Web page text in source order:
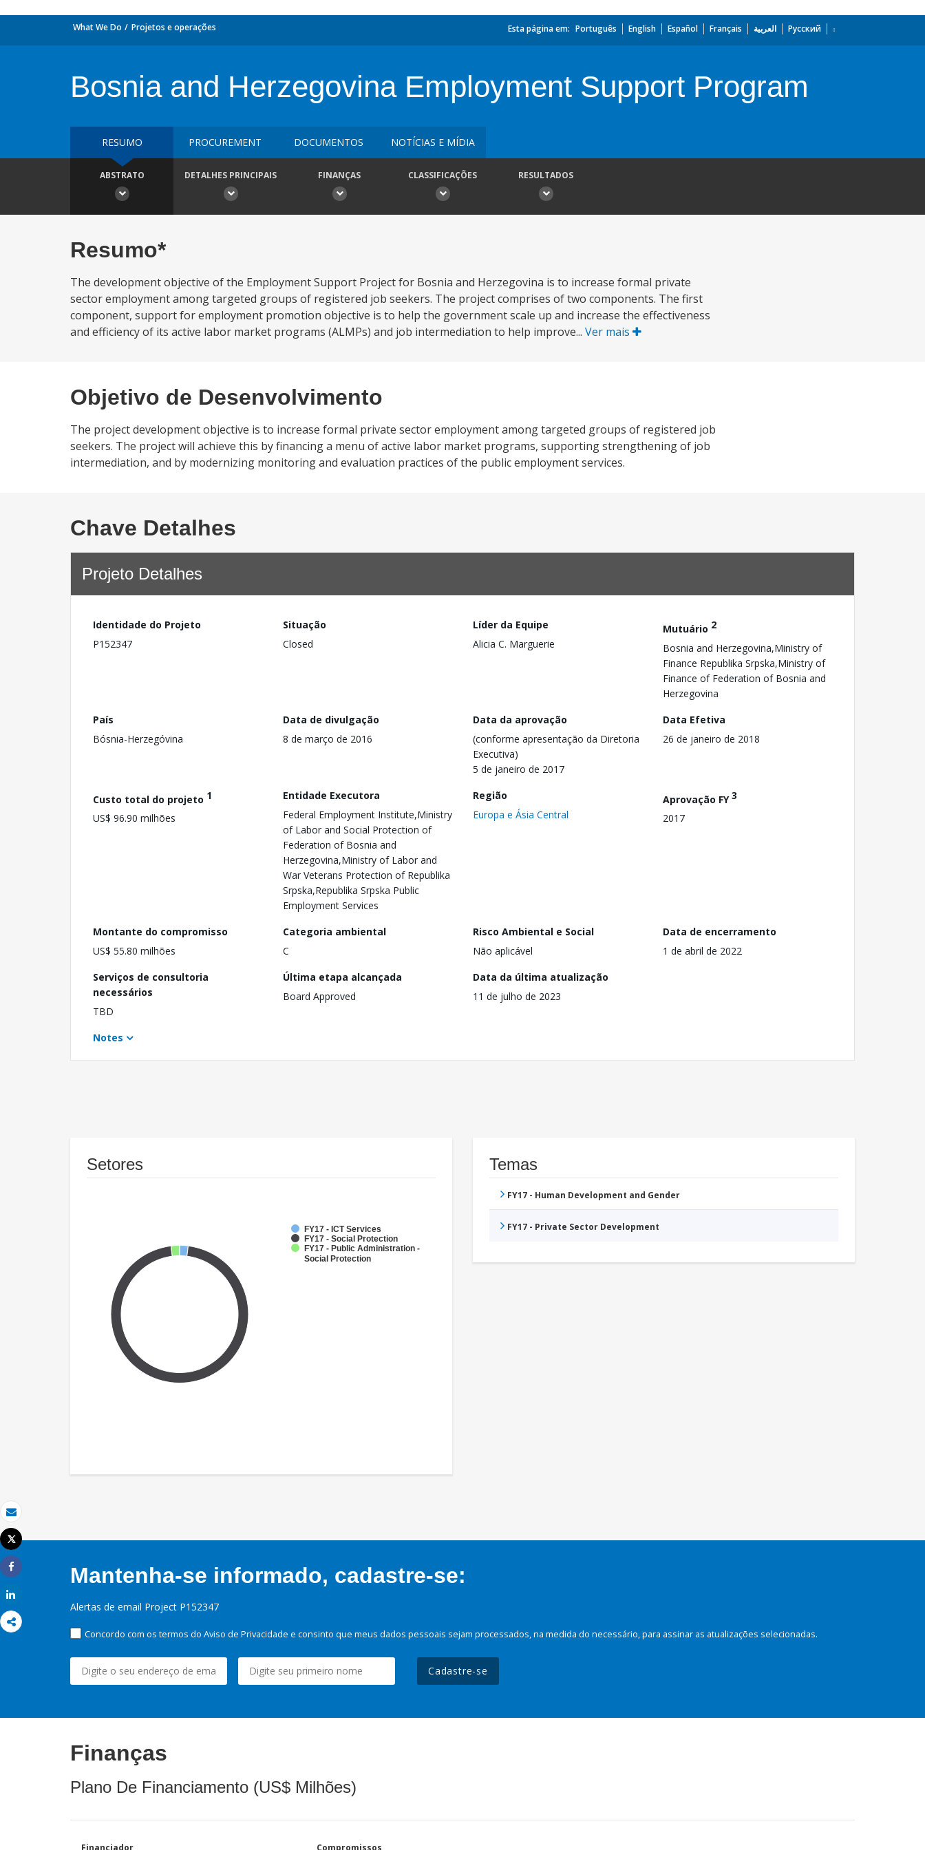
Email
Imprimir
Tweet
Share
What We Do Projetos e operações Esta página em: Português English Español Français العربية Русский
Bosnia and Herzegovina Employment Support Program
RESUMO PROCUREMENT DOCUMENTOS NOTÍCIAS E MÍDIA
ABSTRATO DETALHES PRINCIPAIS FINANÇAS CLASSIFICAÇÕES RESULTADOS
Resumo*
The development objective of the Employment Support Project for Bosnia and Herzegovina is to increase formal private
sector employment among targeted groups of registered job seekers. The project comprises of two components. The first
component, support for employment promotion objective is to help the government scale up and increase the effectiveness
and efficiency of its active labor market programs (ALMPs) and job intermediation to help improve... Ver mais
Objetivo de Desenvolvimento
The project development objective is to increase formal private sector employment among targeted groups of registered job
seekers. The project will achieve this by financing a menu of active labor market programs, supporting strengthening of job
intermediation, and by modernizing monitoring and evaluation practices of the public employment services.
Chave Detalhes
Projeto Detalhes
Identidade do Projeto
P152347
Situação
Closed
Líder da Equipe
Alicia C. Marguerie
Mutuário 2
Bosnia and Herzegovina,Ministry of
Finance Republika Srpska,Ministry of
Finance of Federation of Bosnia and
Herzegovina
País
Bósnia-Herzegóvina
Data de divulgação
8 de março de 2016
Data da aprovação
(conforme apresentação da Diretoria
Executiva)
5 de janeiro de 2017
Data Efetiva
26 de janeiro de 2018
Custo total do projeto 1
US$ 96.90 milhões
Entidade Executora
Federal Employment Institute,Ministry
of Labor and Social Protection of
Federation of Bosnia and
Herzegovina,Ministry of Labor and
War Veterans Protection of Republika
Srpska,Republika Srpska Public
Employment Services
Região
Europa e Ásia Central
Aprovação FY3
2017
Montante do compromisso
US$ 55.80 milhões
Categoria ambiental
C
Risco Ambiental e Social
Não aplicável
Data de encerramento
1 de abril de 2022
Serviços de consultoria
necessários
TBD
Última etapa alcançada
Board Approved
Data da última atualização
11 de julho de 2023
Notes
Setores
FY17 - ICT Services
FY17 - Social Protection
FY17 - Public Administration -
Social Protection
Temas
FY17 - Human Development and Gender
FY17 - Private Sector Development
Mantenha-se informado, cadastre-se:
Alertas de email Project P152347
Concordo com os termos do Aviso de Privacidade e consinto que meus dados pessoais sejam processados, na medida do necessário, para assinar as atualizações selecionadas.
Cadastre-se
Finanças
Plano De Financiamento (US$ Milhões)
Financiador Compromissos